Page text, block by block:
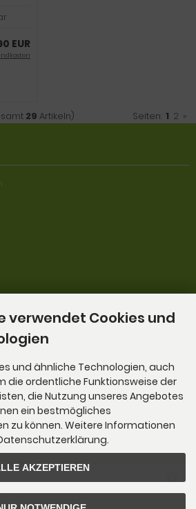
EUR
29 Artikeln) Seiten: 1 2 »
verwendet Cookies und
und ähnliche Technologien, auch
die ordentliche Funktionsweise der
die Nutzung unseres Angebotes
ein bestmögliches
zu können. Weitere Informationen
AKZEPTIEREN